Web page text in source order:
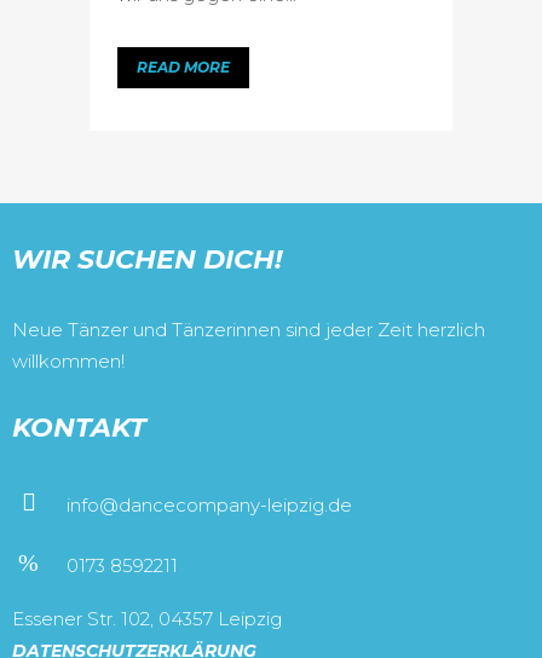
READ MORE
WIR SUCHEN DICH!
Neue Tänzer und Tänzerinnen sind jeder Zeit herzlich
willkommen!
KONTAKT
info@dancecompany-leipzig.de
0173 8592211
Essener Str. 102, 04357 Leipzig
DATENSCHUTZERKLÄRUNG